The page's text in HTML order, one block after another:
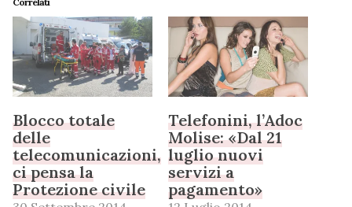
Blocco totale
delle
telecomunicazioni,
ci pensa la
Protezione civile
Telefonini, l’Adoc
Molise: «Dal 21
luglio nuovi
servizi a
pagamento»